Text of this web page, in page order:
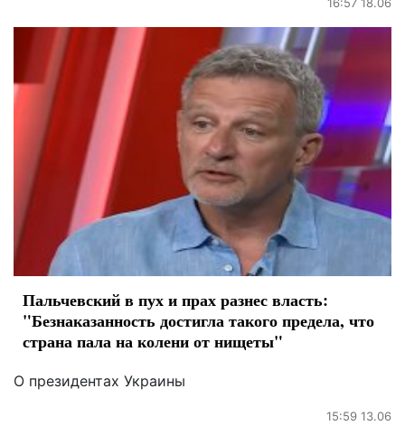
16:57 18.06
Пальчевский в пух и прах разнес власть:
"Безнаказанность достигла такого предела, что
страна пала на колени от нищеты"
О президентах Украины
15:59 13.06